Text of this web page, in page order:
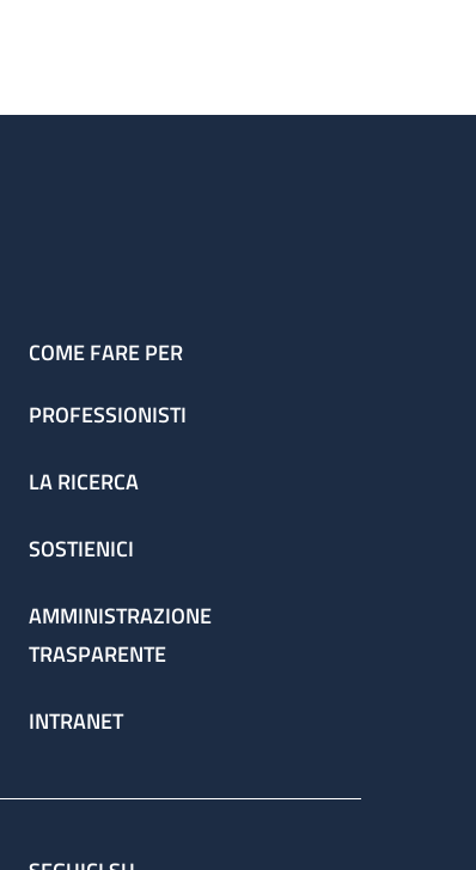
COME FARE PER
PROFESSIONISTI
LA RICERCA
SOSTIENICI
AMMINISTRAZIONE
TRASPARENTE
INTRANET